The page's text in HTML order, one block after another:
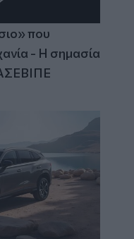
που
- Η σημασία